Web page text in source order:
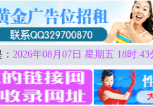
2026年08月07日 星期五 18时:43